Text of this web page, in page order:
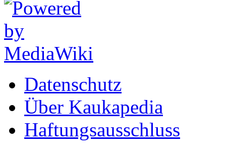
Datenschutz
Über Kaukapedia
Haftungsausschluss